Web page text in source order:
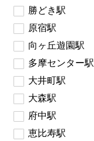
勝どき駅
原宿駅
向ヶ丘遊園駅
多摩センター駅
大井町駅
大森駅
府中駅
恵比寿駅